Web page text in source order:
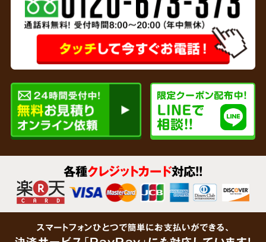
連携
リサイクルショップを運営している弊社では、
貴金属、家財など形見分けが不要なあらゆるご
遺品をその場で買取査定いたします。企業で連
鑑定します。「買取できるものがあるかわからな
各種クレジットカード対応!!
スマートフォンひとつで簡単にお支払いができる、